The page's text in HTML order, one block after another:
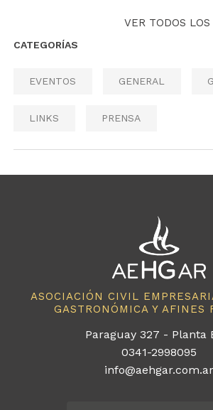
VER TODOS
CATEGORÍAS
EVENTOS GENERAL
LINKS PRENSA
ASOCIACIÓN CIVIL
GASTRONÓMICA Y AFINES
Paraguay 327 - Planta
0341-2998095
info@aehgar.com.ar